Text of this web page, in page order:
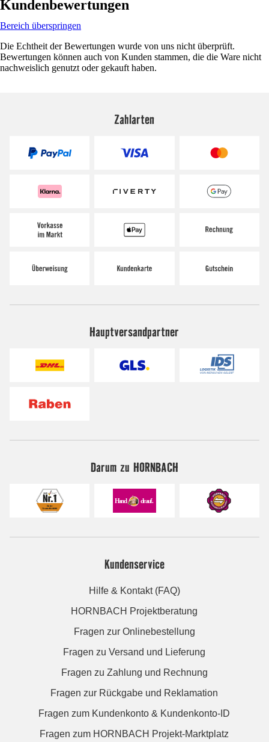
Kundenbewertungen
Bereich überspringen
Die Echtheit der Bewertungen wurde von uns nicht überprüft.
Bewertungen können auch von Kunden stammen, die die Ware nicht
nachweislich genutzt oder gekauft haben.
Zahlarten
Hauptversandpartner
Darum zu HORNBACH
Kundenservice
Hilfe & Kontakt (FAQ)
HORNBACH Projektberatung
Fragen zur Onlinebestellung
Fragen zu Versand und Lieferung
Fragen zu Zahlung und Rechnung
Fragen zur Rückgabe und Reklamation
Fragen zum Kundenkonto & Kundenkonto-ID
Fragen zum HORNBACH Projekt-Marktplatz